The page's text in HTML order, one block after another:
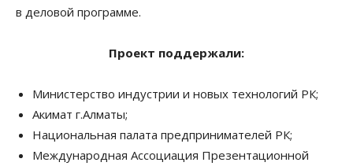
в деловой программе.
Проект поддержали:
Министерство индустрии и новых технологий РК;
Акимат г.Алматы;
Национальная палата предпринимателей РК;
Международная Ассоциация Презентационной